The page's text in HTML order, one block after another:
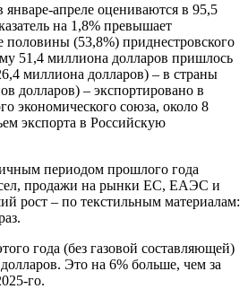
апреле оцениваются в 95,5
на 1,8% превышает
(53,8%) приднестровского
51,4 миллиона долларов пришлось
миллиона долларов) – в страны
долларов) – экспортировано в
экономического союза, около 8
экспорта в Российскую
периодом прошлого года
продажи на рынки ЕС, ЕАЭС и
рост – по текстильным материалам:
года (без газовой составляющей)
Это на 6% больше, чем за
го.